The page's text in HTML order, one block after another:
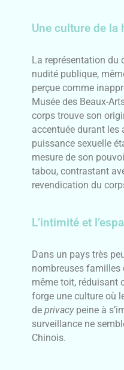
Une culture de la
La représentation du
nudité publique,
perçue comme
Musée des Beaux-
corps trouve son
accentuée durant les
puissance sexuelle
mesure de son
tabou, contrastant
revendication du
L’intimité et
Dans un pays très
nombreuses familles
même toit, réduisant
forge une culture où
de privacypeine à
surveillance ne
Chinois.